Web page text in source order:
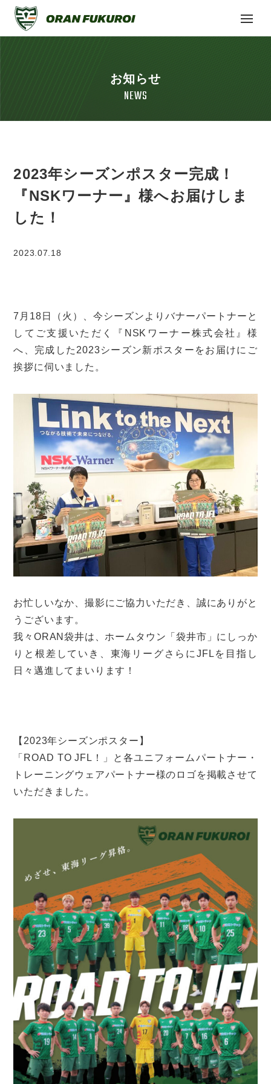
お知らせ
NEWS
2023年シーズンポスター完成！
『NSKワーナー』様へお届けしま
した！
2023.07.18
7月18日（火）、今シーズンよりバナーパートナーと
してご支援いただく『NSKワーナー株式会社』様
へ、完成した2023シーズン新ポスターをお届けにご
挨拶に伺いました。
お忙しいなか、撮影にご協力いただき、誠にありがと
うございます。
我々ORAN袋井は、ホームタウン「袋井市」にしっか
りと根差していき、東海リーグさらにJFLを目指し
日々邁進してまいります！
【2023年シーズンポスター】
「ROAD TO JFL！」と各ユニフォームパートナー・
トレーニングウェアパートナー様のロゴを掲載させて
いただきました。